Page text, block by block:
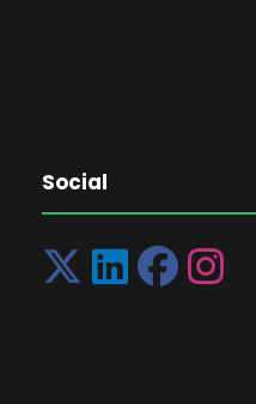
Social